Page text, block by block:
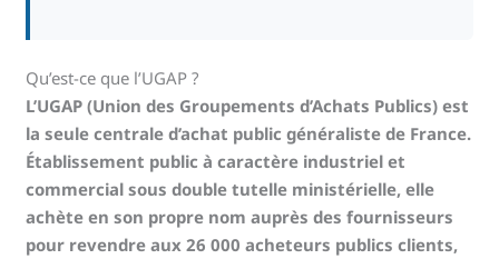
Qu’est-ce que l’UGAP ?
L’UGAP (Union des Groupements d’Achats Publics) est
la seule centrale d’achat public généraliste de France.
Établissement public à caractère industriel et
commercial sous double tutelle ministérielle, elle
achète en son propre nom auprès des fournisseurs
pour revendre aux 26 000 acheteurs publics clients,